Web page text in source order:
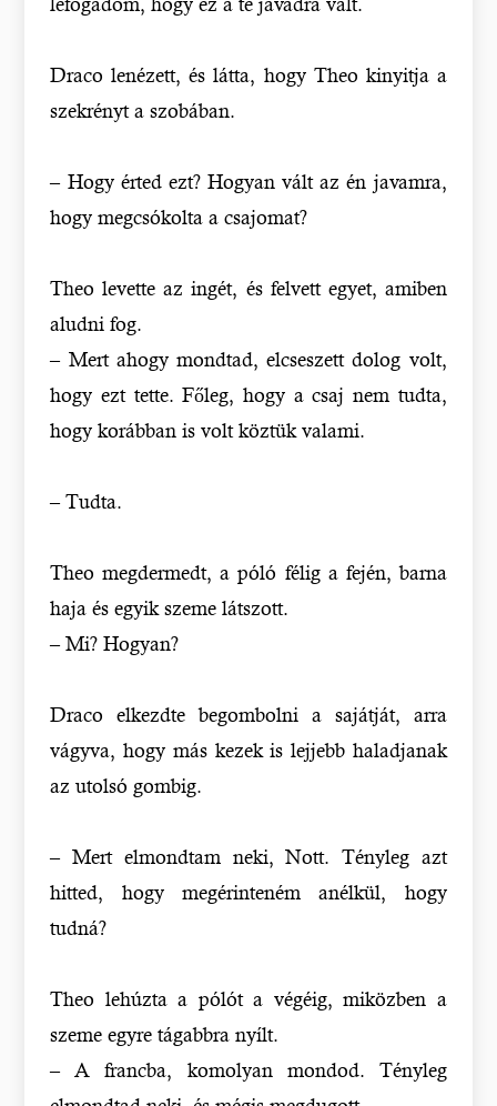
Draco lenézett, és látta, hogy Theo kinyitja a
szekrényt a szobában.
– Hogy érted ezt? Hogyan vált az én javamra,
hogy megcsókolta a csajomat?
Theo levette az ingét, és felvett egyet, amiben
aludni fog.
– Mert ahogy mondtad, elcseszett dolog volt,
hogy ezt tette. Főleg, hogy a csaj nem tudta,
hogy korábban is volt köztük valami.
– Tudta.
Theo megdermedt, a póló félig a fején, barna
haja és egyik szeme látszott.
– Mi? Hogyan?
Draco elkezdte begombolni a sajátját, arra
vágyva, hogy más kezek is lejjebb haladjanak
az utolsó gombig.
– Mert elmondtam neki, Nott. Tényleg azt
hitted, hogy megérinteném anélkül, hogy
tudná?
Theo lehúzta a pólót a végéig, miközben a
szeme egyre tágabbra nyílt.
– A francba, komolyan mondod. Tényleg